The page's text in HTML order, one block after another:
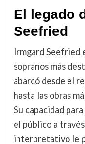
El legado
Seefried
Irmgard Seefried
sopranos más
abarcó desde el
hasta las obras
Su capacidad
el público a
interpretativo le